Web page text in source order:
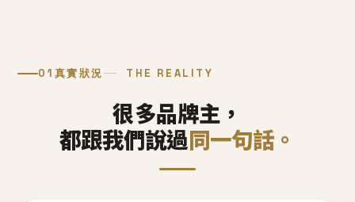
01 真實狀況 THE REALITY
很多品牌主，
都跟我們說過同一句話。